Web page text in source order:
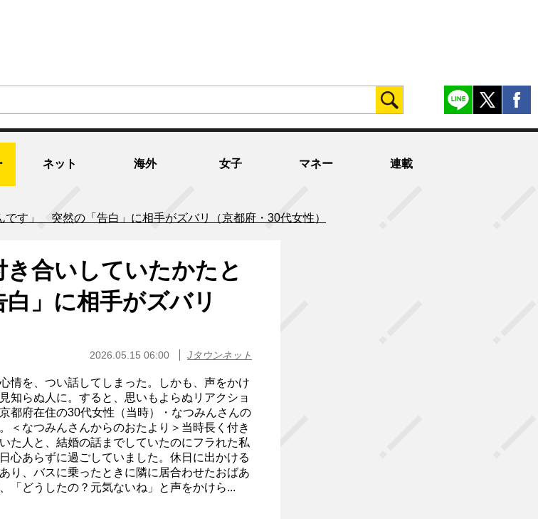
ネット 海外 女子 マネー 連載
す」 突然の「告白」に相手がズバリ（京都府・30代女性）
合いしていたかたと
」に相手がズバリ
2026.05.15 06:00 Jタウンネット
情を、つい話してしまった。しかも、声をかけ
知らぬ人に。すると、思いもよらぬリアクショ
都府在住の30代女性（当時）・なつみんさんの
＜なつみんさんからのおたより＞当時長く付き
た人と、結婚の話までしていたのにフラれた私
心あらずに過ごしていました。休日に出かける
り、バスに乗ったときに隣に居合わせたおばあ
「どうしたの？元気ないね」と声をかけら...